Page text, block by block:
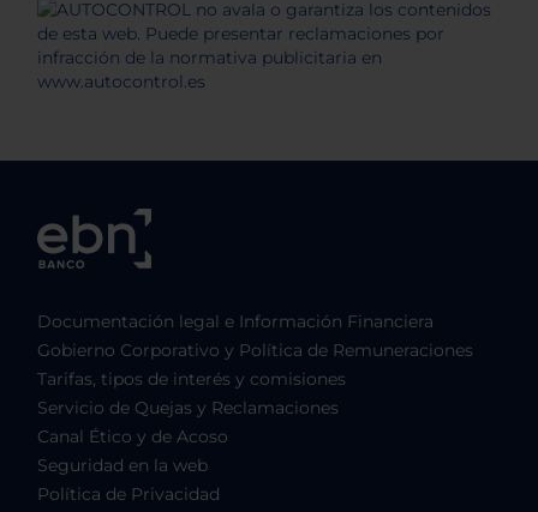
Documentación legal e Información Financiera
Gobierno Corporativo y Política de Remuneraciones
Tarifas, tipos de interés y comisiones
Servicio de Quejas y Reclamaciones
Canal Ético y de Acoso
Seguridad en la web
Política de Privacidad